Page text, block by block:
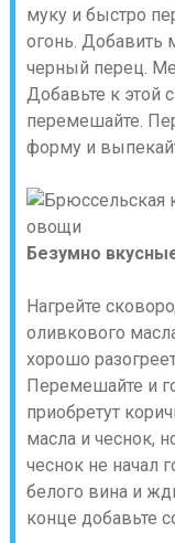
муку и быстро
огонь. Добавить
черный перец.
Добавьте к этой
перемешайте.
форму и
Безумно
Нагрейте
оливкового
хорошо
Перемешайте и
приобретут
масла и чеснок,
чеснок не начал
белого вина и
конце добавьте